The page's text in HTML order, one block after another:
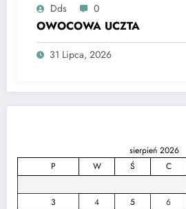
Dds 0
OWOCOWA UCZTA
31 Lipca, 2026
sierpień 2026
P
W Ś C
3
4 5 6